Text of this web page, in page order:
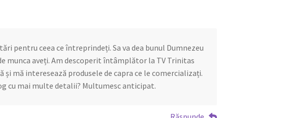
pentru ceea ce întreprindeți. Sa va dea bunul Dumnezeu
munca aveți. Am descoperit întâmplător la TV Trinitas
și mă interesează produsele de capra ce le comercializați.
cu mai multe detalii? Multumesc anticipat.